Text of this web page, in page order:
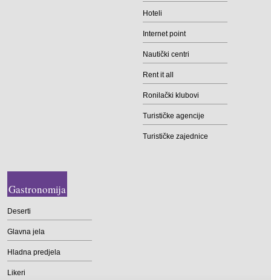
Hoteli
Internet point
Nautički centri
Rent it all
Ronilački klubovi
Turističke agencije
Turističke zajednice
Gastronomija
Deserti
Glavna jela
Hladna predjela
Likeri